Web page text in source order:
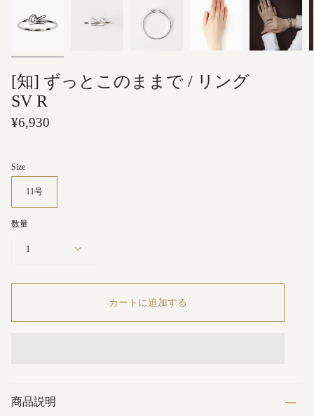
[知] ずっとこのままで / リング
SV R
¥6,930
Size
11号
数量
1
カートに追加する
商品説明